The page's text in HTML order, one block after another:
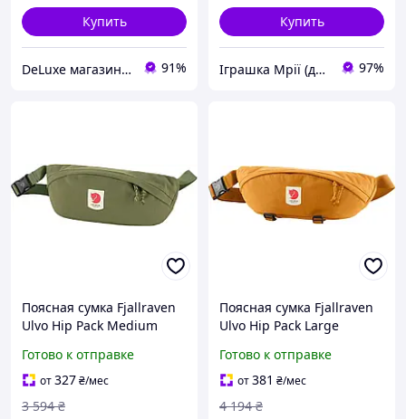
Купить
DeLuxe магазин текстиля 91%
Купить
Іграшка Мрії (дитячі, авто, туризм) 97%
Поясная сумка Fjallraven
Ulvo Hip Pack Medium
путешествий и походов
7840-TD
Готово к отправке
от327₴/мес
3 594 ₴
Поясная сумка Fjallraven
Ulvo Hip Pack Large
переработанного
нейлона
светоотражающая Red
Готово к отправке
от381 ₴/мес
4 194 ₴